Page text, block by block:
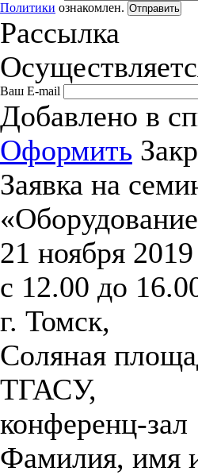
Политики ознакомлен. Отправить
Рассылка
Ваш E-mail
Добавлено в
Оформить
Заявка на
21 ноября 2019
с 12.00 до
г. Томск,
Соляная
ТГАСУ,
конференц-зал
Фамилия, имя